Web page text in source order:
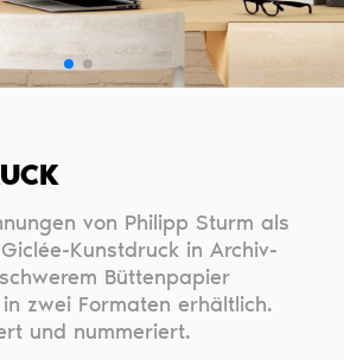
von Philipp Sturm als
Kunstdruck in Archiv-
Büttenpapier
zwei Formaten erhältlich.
und nummeriert.